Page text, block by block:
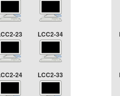
23 LCC2-34
24 LCC2-33